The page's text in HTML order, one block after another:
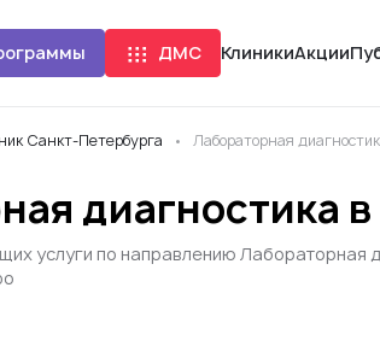
ДМС КлиникиАкции
Санкт-Петербурга Лабораторная
диагностика
услуги по направлению Лабораторная